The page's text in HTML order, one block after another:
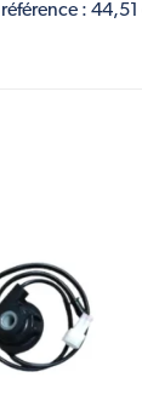
: 44,51